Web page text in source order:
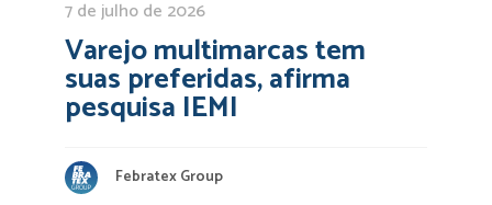
7 de julho de 2026
Varejo multimarcas tem
suas preferidas, afirma
pesquisa IEMI
Febratex Group